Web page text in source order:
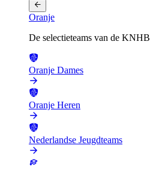
Oranje
De selectieteams van de KNHB
Oranje Dames
Oranje Heren
Nederlandse Jeugdteams